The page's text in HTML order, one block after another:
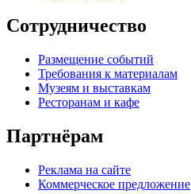
Сотрудничество
Размещение событий
Требования к материалам
Музеям и выставкам
Ресторанам и кафе
Партнёрам
Реклама на сайте
Коммерческое предложение